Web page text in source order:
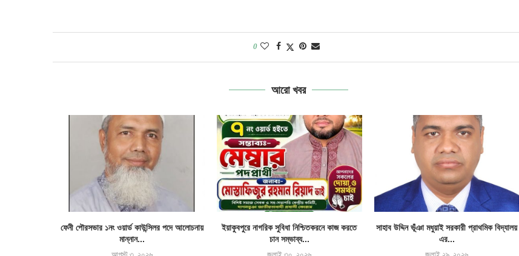
0
আরো খবর
ফেনী পৌরসভার ১নং ওয়ার্ড কাউন্সিলর পদে আলোচনায়
মান্নান...
ইয়াকুবপুরে নাগরিক সুবিধা নিশ্চিতকরনে কাজ করতে
চান সম্ভাব্য...
সাহাব উদ্দিন ভূঁঞা মধুয়াই সরকারী প্রাথমিক বিদ্যালয়
এর...